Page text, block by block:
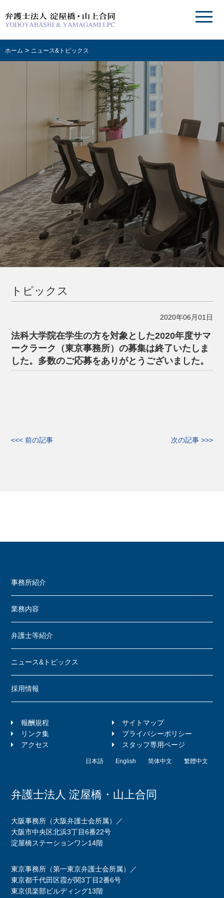
ホーム > ニュース&トピックス
トピックス
2020年06月01日
法科大学院在学生の方を対象とした2020年度サマ
ークラーク（東京事務所）の募集は終了いたしま
した。多数のご応募をありがとうございました。
<<< 前の記事 次の記事 >>>
事務所紹介
業務内容
弁護士等紹介
ニュース&トピックス
採用情報
報酬規程
サイトマップ
リンク集
プライバシーポリシー
アクセス
スタッフ専用ページ
日本語 English 简体中文 繁體中文
弁護士法人 淀屋橋・山上合同
大阪事務所（大阪弁護士会所属）／
大阪市中央区北浜3丁目6番22号
淀屋橋ステーションワン14階
東京事務所（第一東京弁護士会所属）／
東京都千代田区霞が関3丁目2番6号
東京倶楽部ビルディング13階